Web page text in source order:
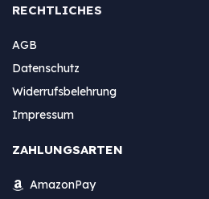
RECHTLICHES
AGB
Datenschutz
Widerrufsbelehrung
Impressum
ZAHLUNGSARTEN
AmazonPay